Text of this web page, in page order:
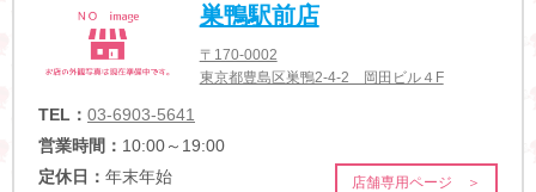
巣鴨駅前店
〒170-0002
東京都豊島区巣鴨2-4-2 岡田ビル４F
TEL： 03-6903-5641
営業時間： 10:00～19:00
定休日： 年末年始 店舗専用ページ ＞